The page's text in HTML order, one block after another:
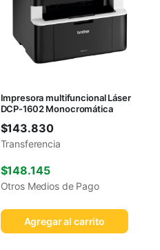
Impresora multifuncional Láser
DCP-1602 Monocromática
$143.830
Transferencia
$148.145
Otros Medios de Pago
Agregar al carrito